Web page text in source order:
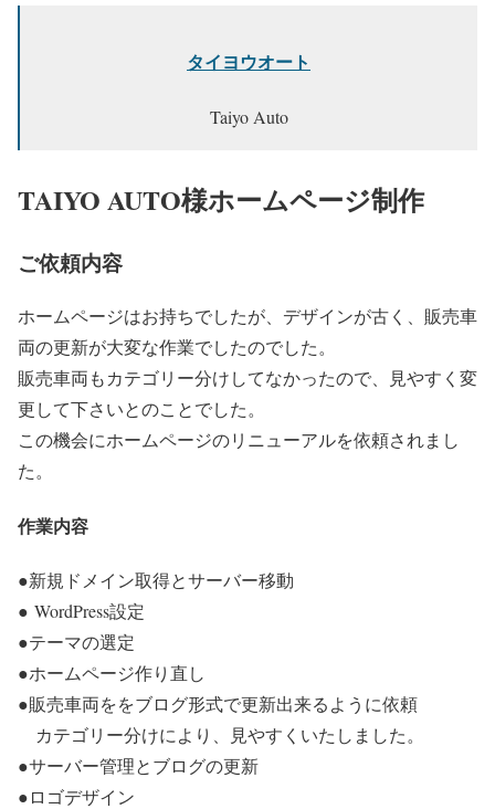
タイヨウオート
Taiyo Auto
TAIYO AUTO様ホームページ制作
ご依頼内容
ホームページはお持ちでしたが、デザインが古く、販売車
両の更新が大変な作業でしたのでした。
販売車両もカテゴリー分けしてなかったので、見やすく変
更して下さいとのことでした。
この機会にホームページのリニューアルを依頼されまし
た。
作業内容
●新規ドメイン取得とサーバー移動
● WordPress設定
●テーマの選定
●ホームページ作り直し
●販売車両ををブログ形式で更新出来るように依頼
カテゴリー分けにより、見やすくいたしました。
●サーバー管理とブログの更新
●ロゴデザイン